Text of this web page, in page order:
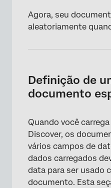
Agora, seu
aleatoriamente
Definição de
documento
Quando você
Discover, os
vários campos de
dados carregados
data para ser usado
documento. Esta